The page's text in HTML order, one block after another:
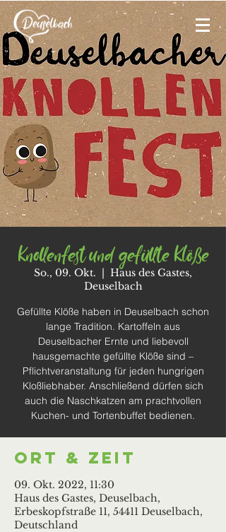
Knollenfest und gefüllte Klöße
So., 09. Okt.
  |
Haus des Gastes,
Deuselbach
Gefüllte Klöße haben in Deuselbach schon
lange Tradition. Kartoffeln aus
Deuselbacher Ernte und liebevoll
hausgemachte gefüllte Klöße sind –
Pflichtveranstaltung für jeden hungrigen
Kloßliebhaber. Anschließend dürfen sich
auch die Naschkatzen am prachtvollen
Kuchen- und Tortenbuffet bedienen.
Ort & Zeit
09. Okt. 2022, 11:30
Haus des Gastes, Deuselbach,
Erbeskopfstraße 11, 54411 Deuselbach,
Deutschland